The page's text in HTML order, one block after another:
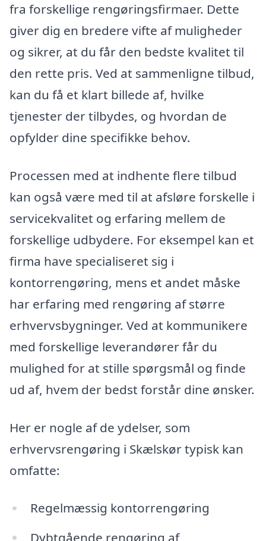
fra forskellige rengøringsfirmaer. Dette
giver dig en bredere vifte af muligheder
og sikrer, at du får den bedste kvalitet til
den rette pris. Ved at sammenligne tilbud,
kan du få et klart billede af, hvilke
tjenester der tilbydes, og hvordan de
opfylder dine specifikke behov.
Processen med at indhente flere tilbud
kan også være med til at afsløre forskelle i
servicekvalitet og erfaring mellem de
forskellige udbydere. For eksempel kan et
firma have specialiseret sig i
kontorrengøring, mens et andet måske
har erfaring med rengøring af større
erhvervsbygninger. Ved at kommunikere
med forskellige leverandører får du
mulighed for at stille spørgsmål og finde
ud af, hvem der bedst forstår dine ønsker.
Her er nogle af de ydelser, som
erhvervsrengøring i Skælskør typisk kan
omfatte:
Regelmæssig kontorrengøring
Dybtgående rengøring af